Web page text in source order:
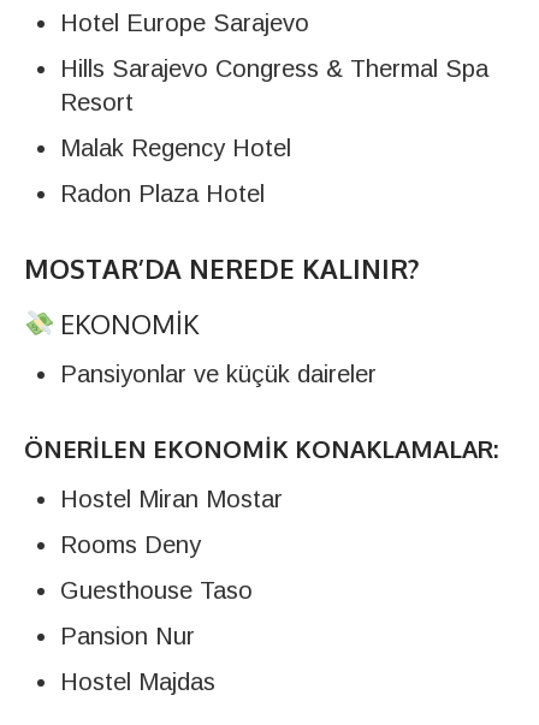
Hotel Europe Sarajevo
Hills Sarajevo Congress & Thermal Spa
Resort
Malak Regency Hotel
Radon Plaza Hotel
MOSTAR’DA NEREDE KALINIR?
EKONOMIK
Pansiyonlar ve küçük daireler
ÖNERILEN EKONOMIK KONAKLAMALAR:
Hostel Miran Mostar
Rooms Deny
Guesthouse Taso
Pansion Nur
Hostel Majdas